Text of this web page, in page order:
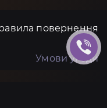
повернення
Умови угоди